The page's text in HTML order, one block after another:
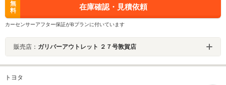
無
料
在庫確認・見積依頼
カーセンサーアフター保証がBプランに付いています
販売店： ガリバーアウトレット ２７号敦賀店
トヨタ